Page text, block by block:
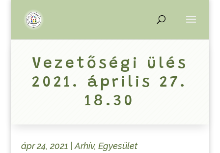
Vezetőségi ülés
2021. április 27.
18.30
ápr 24, 2021 Arhív, Egyesület